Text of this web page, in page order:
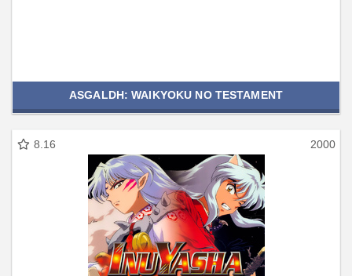
ASGALDH: WAIKYOKU NO TESTAMENT
8.16 2000